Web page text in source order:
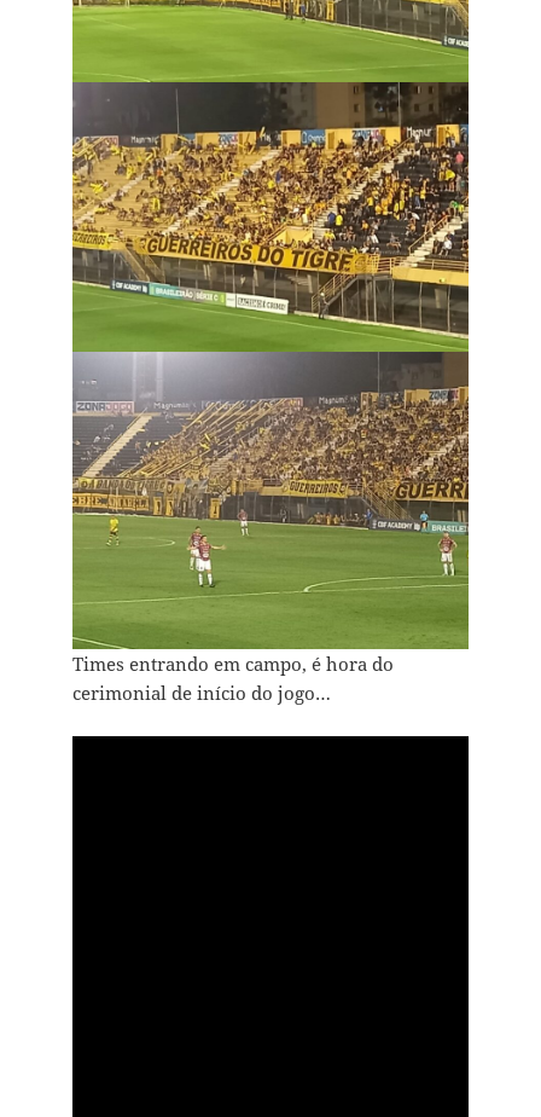
Times entrando em campo, é hora do
cerimonial de início do jogo…